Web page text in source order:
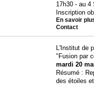
17h30 - au 4
Inscription
En savoir
Contact
L'Institut de
"Fusion par
mardi 20
Résumé :
des étoiles